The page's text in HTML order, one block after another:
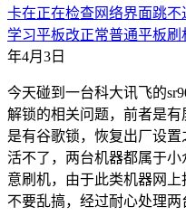
卡在正在检查网络界面跳
学习平板改正常普通平板
年4月3日
今天碰到一台科大讯飞的
解锁的相关问题，前者是
是有谷歌锁，恢复出厂设
活不了，两台机器都属于
意刷机，由于此类机器网
不要乱搞，经过耐心处理